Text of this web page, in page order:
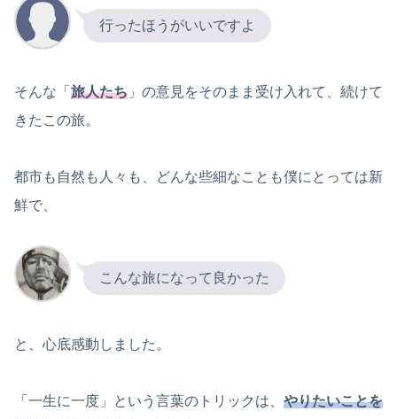
行ったほうがいいですよ
そんな「 旅人たち 」の意見をそのまま受け入れて、続けて
きたこの旅。
都市も自然も人々も、どんな些細なことも僕にとっては新
鮮で、
こんな旅になって良かった
と、心底感動しました。
「一生に一度」という言葉のトリックは、 やりたいことを